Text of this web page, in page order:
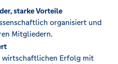
starke Vorteile
organisiert und
Mitgliedern.
wirtschaftlichen Erfolg mit